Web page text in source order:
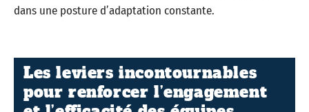
dans une posture d’adaptation constante.
Les leviers incontournables
pour renforcer l’engagement